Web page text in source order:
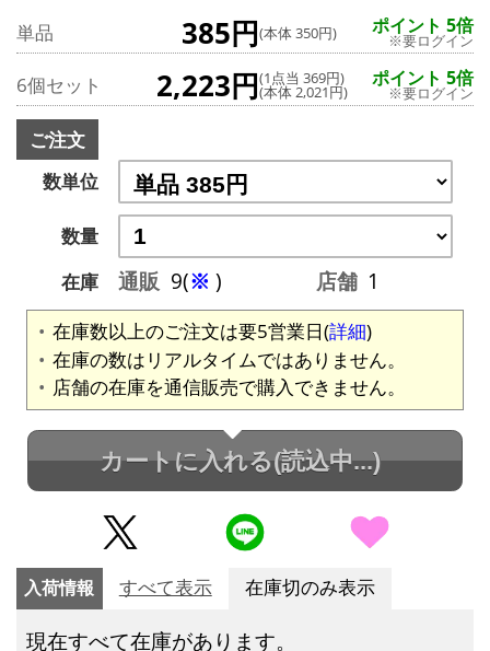
単品 385円(本体 350円) ポイント 5倍
※要ログイン
6個セット 2,223円(1点当 369円)
(本体 2,021円)
ポイント 5倍
※要ログイン
ご注文
数単位
数量
在庫
通販 9(※ ) 店舗 1
在庫数以上のご注文は要5営業日(詳細)
在庫の数はリアルタイムではありません。
店舗の在庫を通信販売で購入できません。
カートに入れる(読込中...)
入荷情報 すべて表示 在庫切のみ表示
現在すべて在庫があります。